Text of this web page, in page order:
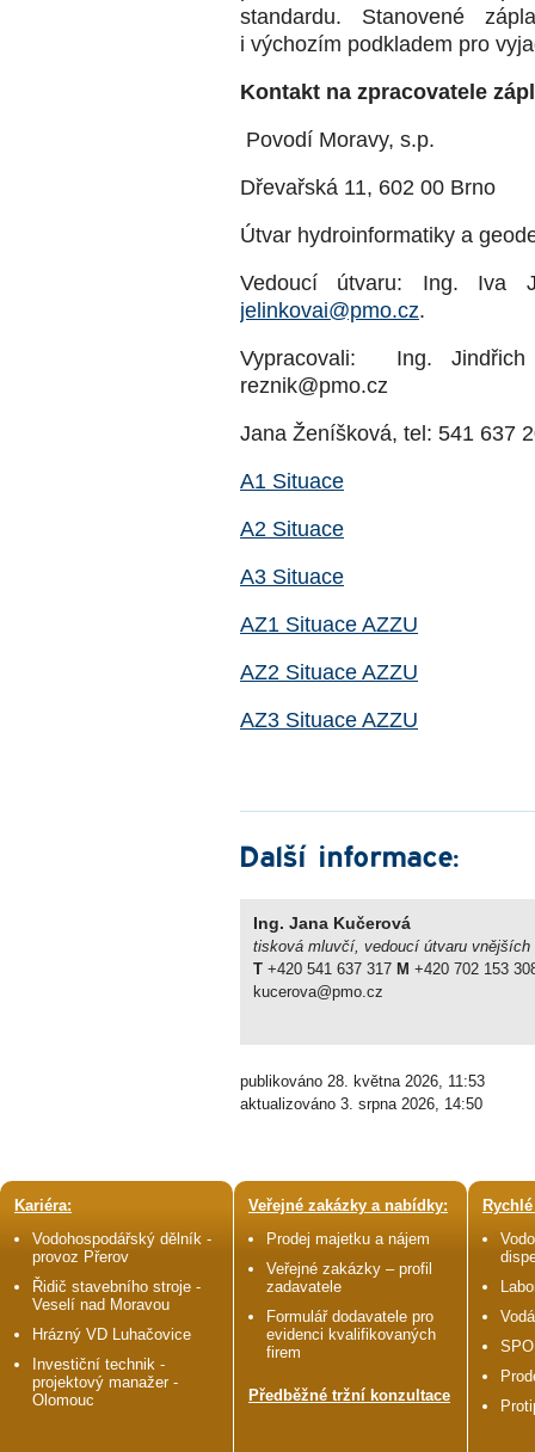
standardu. Stanovené
i výchozím podkladem pro
Kontakt na zpracovatele
Povodí Moravy, s.p.
Dřevařská 11, 602 00 Brno
Útvar hydroinformatiky a
Vedoucí útvaru: Ing. Iva
jelinkovai@pmo.cz.
Vypracovali: Ing.
reznik@pmo.cz
Jana Ženíšková, tel: 541 637
A1 Situace
A2 Situace
A3 Situace
AZ1 Situace AZZU
AZ2 Situace AZZU
AZ3 Situace AZZU
Další informace:
Ing. Jana Kučerová
tisková mluvčí, vedoucí útvaru vnějších
T+420 541 637 317 M +420 702 153
kucerova@pmo.cz
publikováno 28. května 2026, 11:53
aktualizováno 3. srpna 2026, 14:50
Kariéra:
Vodohospodářský dělník -
provoz Přerov
Řidič stavebního stroje -
Veselí nad Moravou
Hrázný VD Luhačovice
Investiční technik -
projektový manažer -
Olomouc
Veřejné zakázky a nabídky:
Prodej majetku a nájem
Veřejné zakázky – profil
zadavatele
Formulář dodavatele pro
evidenci kvalifikovaných
firem
Předběžné tržní konzultace